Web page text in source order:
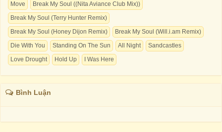
Move
Break My Soul ((Nita Aviance Club Mix))
Break My Soul (Terry Hunter Remix)
Break My Soul (Honey Dijon Remix)
Break My Soul (Will.i.am Remix)
Die With You
Standing On The Sun All Night
Sandcastles
Love Drought
Hold Up I Was Here
Bình Luận